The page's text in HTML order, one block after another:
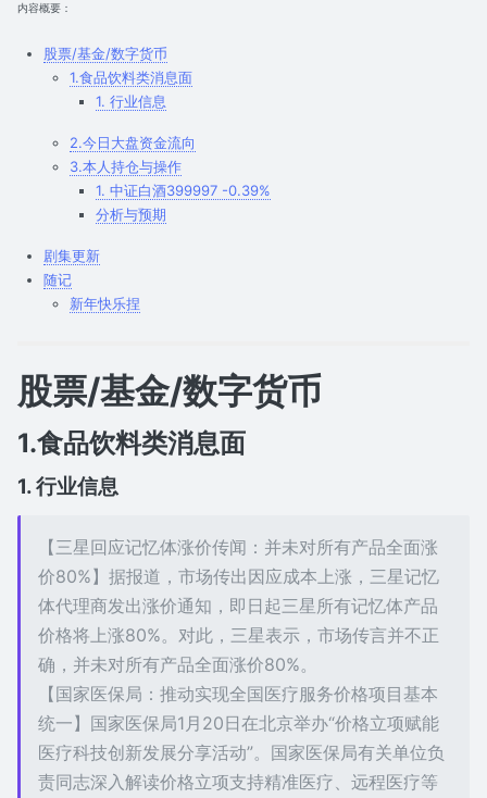
内容概要：
股票/基金/数字货币
1.食品饮料类消息面
1. 行业信息
2.今日大盘资金流向
3.本人持仓与操作
1. 中证白酒399997 -0.39%
分析与预期
剧集更新
随记
新年快乐捏
股票/基金/数字货币
1.食品饮料类消息面
1. 行业信息
【三星回应记忆体涨价传闻：并未对所有产品全面涨
价80%】据报道，市场传出因应成本上涨，三星记忆
体代理商发出涨价通知，即日起三星所有记忆体产品
价格将上涨80%。对此，三星表示，市场传言并不正
确，并未对所有产品全面涨价80%。
【国家医保局：推动实现全国医疗服务价格项目基本
统一】国家医保局1月20日在北京举办“价格立项赋能
医疗科技创新发展分享活动”。国家医保局有关单位负
责同志深入解读价格立项支持精准医疗、远程医疗等